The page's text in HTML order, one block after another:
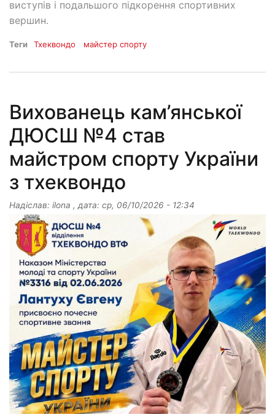
виступів і подальшого підкорення спортивних
вершин.
Теги Тхеквондо майстер спорту
Вихованець кам’янської
ДЮСШ №4 став
майстром спорту України
з тхеквондо
Надіслав: ilona , дата: ср, 06/10/2026 - 12:34